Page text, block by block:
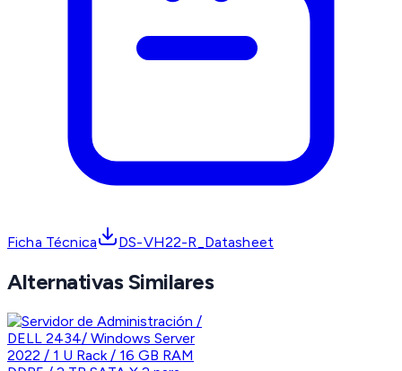
Ficha Técnica DS-VH22-R_Datasheet
Alternativas Similares